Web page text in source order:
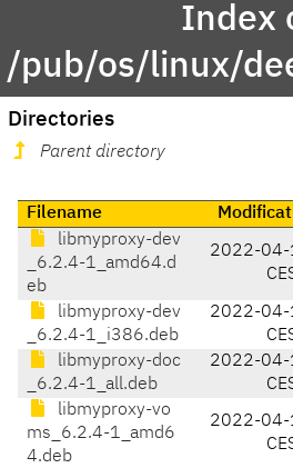
Index
/pub/os/linux/
Directories
Parent directory
Filename
libmyproxy-dev
_6.2.4-1_amd64.d
eb
2022-04-
libmyproxy-dev
_6.2.4-1_i386.deb
2022-04-
libmyproxy-doc
_6.2.4-1_all.deb
2022-04-
libmyproxy-vo
ms_6.2.4-1_amd6
4.deb
2022-04-